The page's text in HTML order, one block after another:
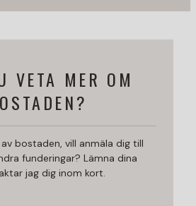
VETA MER OM
bostaden, vill anmäla dig till
funderingar? Lämna dina
jag dig inom kort.